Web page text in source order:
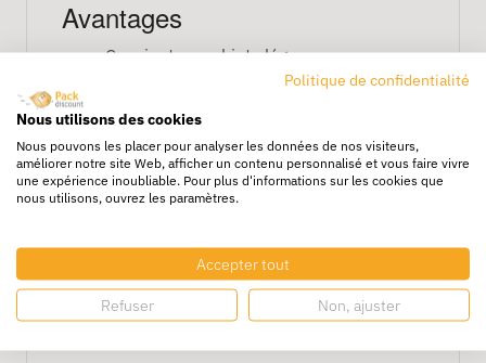
Avantages
Convient aux objets légers ou moyens
Facile à manipuler
Recyclable et économique
Caractéristiques
Simple cannelure
Idéale pour transport et stockage léger
Politique de confidentialité
Nous utilisons des cookies
Nous pouvons les placer pour analyser les données de nos visiteurs,
améliorer notre site Web, afficher un contenu personnalisé et vous faire vivre
une expérience inoubliable. Pour plus d'informations sur les cookies que
nous utilisons, ouvrez les paramètres.
Accepter tout
Refuser Non, ajuster